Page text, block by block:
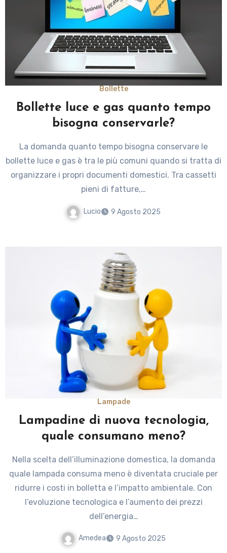
Bollette
Bollette luce e gas quanto tempo
bisogna conservarle?
La domanda quanto tempo bisogna conservare le
bollette luce e gas è tra le più comuni quando si tratta di
organizzare i propri documenti domestici. Tra cassetti
pieni di fatture,…
Lucio 9 Agosto 2025
Lampade
Lampadine di nuova tecnologia,
quale consumano meno?
Nella scelta dell’illuminazione domestica, la domanda
quale lampada consuma meno è diventata cruciale per
ridurre i costi in bolletta e l’impatto ambientale. Con
l’evoluzione tecnologica e l’aumento dei prezzi
dell’energia…
Amedea 9 Agosto 2025